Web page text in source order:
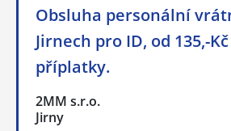
Obsluha personální
Jirnech pro ID, od 135,-
příplatky.
2MM s.r.o.
Jirny